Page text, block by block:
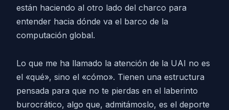
están haciendo al otro lado del charco para
entender hacia dónde va el barco de la
computación global.
Lo que me ha llamado la atención de la UAI no es
el «qué», sino el «cómo». Tienen una estructura
pensada para que no te pierdas en el laberinto
burocrático, algo que, admitámoslo, es el deporte